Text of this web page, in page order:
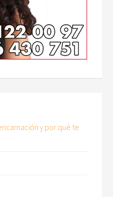
y por qué te